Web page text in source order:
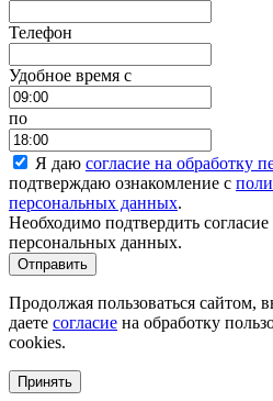
Телефон
Удобное время c
по
Я даю согласие на обработку
подтверждаю ознакомление с
персональных данных.
Необходимо подтвердить
персональных данных.
Отправить
Продолжая пользоваться сайтом,
даете согласие на обработку
cookies.
Принять